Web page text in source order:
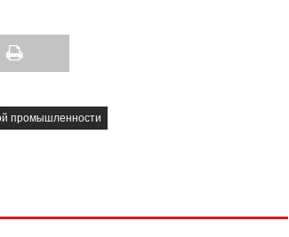
промышленности